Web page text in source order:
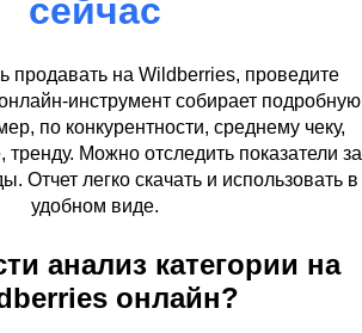
сейчас
продавать на Wildberries, проведите
инструмент собирает подробную
по конкурентности, среднему чеку,
Можно отследить показатели за
Отчет легко скачать и использовать в
удобном виде.
анализ категории на
онлайн?